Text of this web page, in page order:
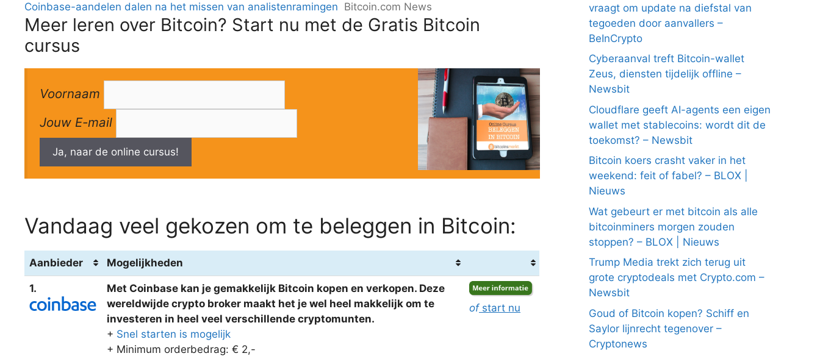
Coinbase-aandelen dalen na het missen van analistenramingen Bitcoin.com News
Meer leren over Bitcoin? Start nu met de Gratis Bitcoin
cursus
Voornaam
Jouw E-mail
Ja, naar de online cursus!
Vandaag veel gekozen om te beleggen in Bitcoin:
Aanbieder Mogelijkheden
1.
Met Coinbase kan je gemakkelijk Bitcoin kopen en verkopen. Deze
wereldwijde crypto broker maakt het je wel heel makkelijk om te
investeren in heel veel verschillende cryptomunten.
+ Snel starten is mogelijk
+ Minimum orderbedrag: € 2,-
ofstart nu
vraagt om update na diefstal van
tegoeden door aanvallers –
BeInCrypto
Cyberaanval treft Bitcoin-wallet
Zeus, diensten tijdelijk offline –
Newsbit
Cloudflare geeft AI-agents een eigen
wallet met stablecoins: wordt dit de
toekomst? – Newsbit
Bitcoin koers crasht vaker in het
weekend: feit of fabel? – BLOX |
Nieuws
Wat gebeurt er met bitcoin als alle
bitcoinminers morgen zouden
stoppen? – BLOX | Nieuws
Trump Media trekt zich terug uit
grote cryptodeals met Crypto.com –
Newsbit
Goud of Bitcoin kopen? Schiff en
Saylor lijnrecht tegenover –
Cryptonews